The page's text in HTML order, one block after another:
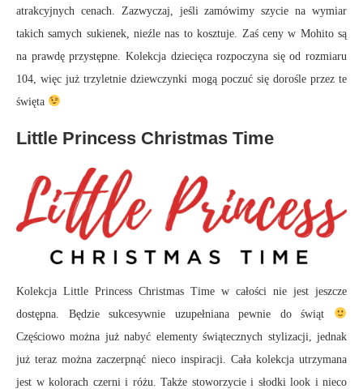
atrakcyjnych cenach. Zazwyczaj, jeśli zamówimy szycie na wymiar
takich samych sukienek, nieźle nas to kosztuje. Zaś ceny w Mohito są
na prawdę przystępne. Kolekcja dziecięca rozpoczyna się od rozmiaru
104, więc już trzyletnie dziewczynki mogą poczuć się dorośle przez te
święta
Little Princess Christmas Time
Kolekcja Little Princess Christmas Time w całości nie jest jeszcze
dostępna. Będzie sukcesywnie uzupełniana pewnie do świąt
Częściowo można już nabyć elementy świątecznych stylizacji, jednak
już teraz można zaczerpnąć nieco inspiracji. Cała kolekcja utrzymana
jest w kolorach czerni i różu. Także stoworzycie i słodki look i nieco